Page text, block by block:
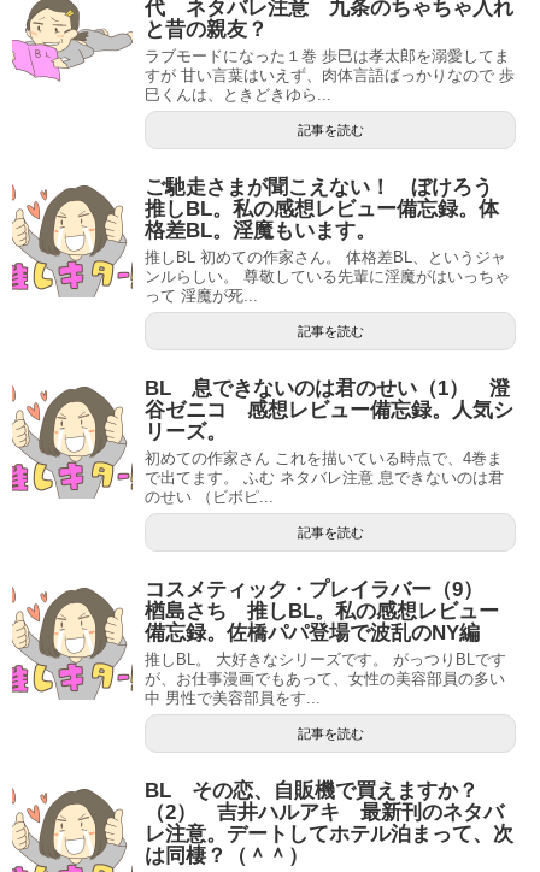
代 ネタバレ注意 九条のちゃちゃ入れ
と昔の親友？
ラブモードになった１巻 歩巳は孝太郎を溺愛してま
すが 甘い言葉はいえず、肉体言語ばっかりなので 歩
巳くんは、ときどきゆら...
記事を読む
ご馳走さまが聞こえない！ ぼけろう
推しBL。私の感想レビュー備忘録。体
格差BL。淫魔もいます。
推しBL 初めての作家さん。 体格差BL、というジャ
ンルらしい。 尊敬している先輩に淫魔がはいっちゃ
って 淫魔が死...
記事を読む
BL 息できないのは君のせい（1） 澄
谷ゼニコ 感想レビュー備忘録。人気シ
リーズ。
初めての作家さん これを描いている時点で、4巻ま
で出てます。 ふむ ネタバレ注意 息できないのは君
のせい （ビボピ...
記事を読む
コスメティック・プレイラバー（9）
楢島さち 推しBL。私の感想レビュー
備忘録。佐橋パパ登場で波乱のNY編
推しBL。 大好きなシリーズです。 がっつりBLです
が、お仕事漫画でもあって、女性の美容部員の多い
中 男性で美容部員をす...
記事を読む
BL その恋、自販機で買えますか？
（2） 吉井ハルアキ 最新刊のネタバ
レ注意。デートしてホテル泊まって、次
は同棲？（＾＾）